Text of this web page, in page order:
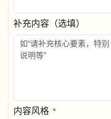
补充内容（选填）
内容风格 *